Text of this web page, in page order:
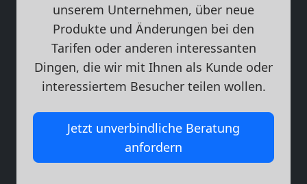
unserem Unternehmen, über neue
Produkte und Änderungen bei den
Tarifen oder anderen interessanten
Dingen, die wir mit Ihnen als Kunde oder
interessiertem Besucher teilen wollen.
Jetzt unverbindliche Beratung
anfordern